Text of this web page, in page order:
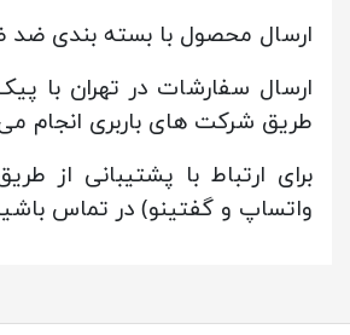
ارسال محصول با بسته بندی ضد
ارسال سفارشات در تهران با
طریق شرکت های باربری انجام
برای ارتباط با پشتیبانی از
واتساپ و گفتینو) در تماس